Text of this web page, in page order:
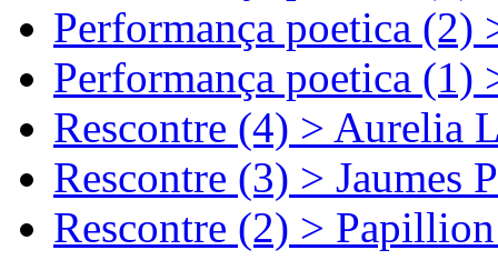
Performança poetica (2)
Performança poetica (1)
Rescontre (4) > Aurelia
Rescontre (3) > Jaumes
Rescontre (2) >